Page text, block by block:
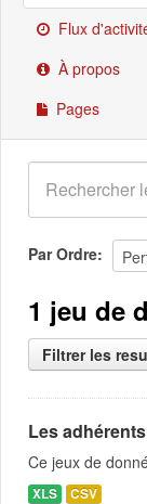
Demandes
À propos
Flux
À propos
Pages
Par Ordre
1 jeu de
Filtrer les
Les
Ce jeux de
XLS CSV